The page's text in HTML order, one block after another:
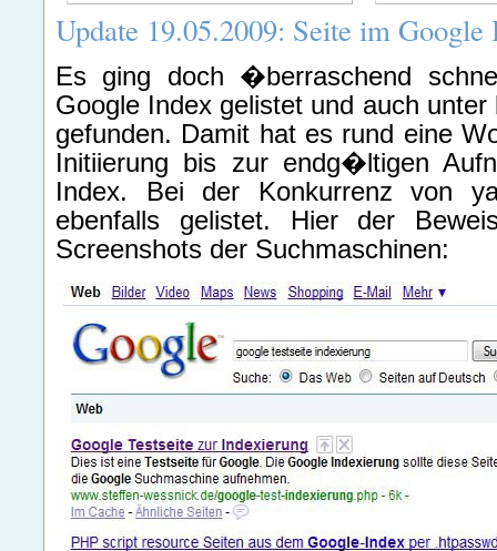
Update 19.05.2009: Seite im Google
Es ging doch �berraschend
Google Index gelistet und auch
gefunden. Damit hat es rund eine
Initiierung bis zur endg�ltigen
Index. Bei der Konkurrenz von
ebenfalls gelistet. Hier der
Screenshots der Suchmaschinen: